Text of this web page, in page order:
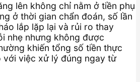
lên không chỉ nằm ở tiền phụ
ở thời gian chẩn đoán, số lần
lắp lặp lại và rủi ro thay
nhẹ nhưng không được
khiến tổng số tiền thực
với việc xử lý đúng ngay từ